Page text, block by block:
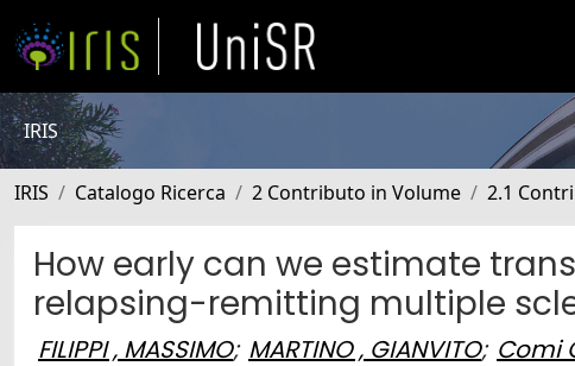
IRIS
IRIS Catalogo Ricerca 2 Contributo in Volume 2.1
How early can we estimate
relapsing-remitting multiple
FILIPPI , MASSIMO; MARTINO , GIANVITO; Comi